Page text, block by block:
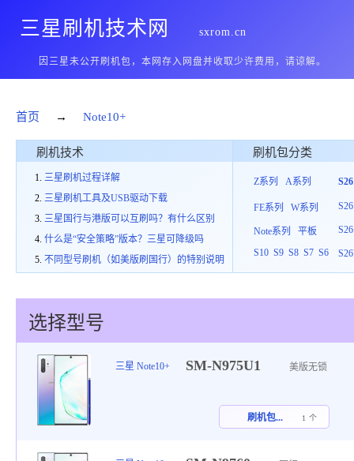
三星刷机技术网 sxrom.cn
因三星未公开刷机包，本网存入网盘并收取少许费用，请谅解。
首页 → Note10+
刷机技术
三星刷机过程详解
三星刷机工具及USB驱动下载
三星国行与港版可以互刷吗？有什么区别
什么是“安全策略”版本？三星可降级吗
不同型号刷机（如美版刷国行）的特别说明
刷机包分类
Z系列 A系列
FE系列 W系列
Note系列
平板
S10 S9 S8 S7 S6
S26
选择型号
三星 Note10+ SM-N975U1 美版无锁
刷机包... 1 个